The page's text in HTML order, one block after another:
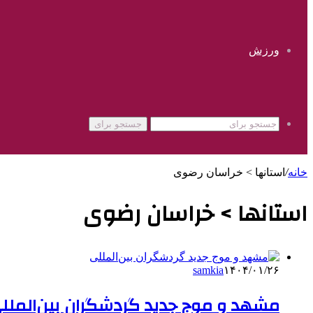
ورزش
جستجو برای
خانه/ استانها > خراسان رضوی
استانها > خراسان رضوی
samkia۱۴۰۴/۰۱/۲۶
مشهد و موج جدید گردشگران